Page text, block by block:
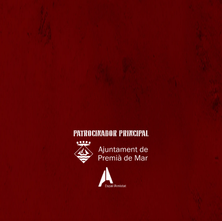
PATROCINADOR PRINCIPAL